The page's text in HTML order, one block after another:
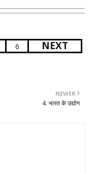
6 NEXT
NEWER
4. भारत के उद्योग